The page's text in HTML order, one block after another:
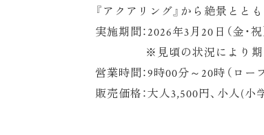
『アクアリング』から絶景とと
実施期間：2026年3月20日（金・
※見頃の状況により期間が
営業時間：9時00分～20時（ロ
販売価格：大人3,500円、小人(